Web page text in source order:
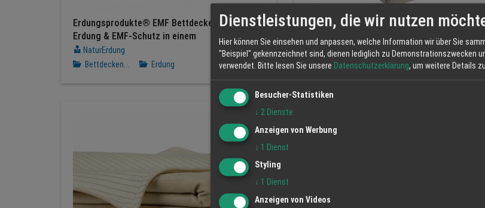
Erdungsprodukte® EMF Bettdeckenbezug –
Erdung & EMF-Schutz in einem
NaturErdung
Bettdecken...
Erdung
Original Erdungsprodukte® Exclusive
Spannbetttuch – Erdung auf Premium-Niveau
NaturErdung
Spannbettt...
Erdung
Dienstleistungen, die wir nutzen
Hier können Sie einsehen und anpassen, welche Information wir über Sie
"Beispiel" gekennzeichnet sind, dienen lediglich zu Demonstrationszwecken
verwendet. Bitte lesen Sie unsere Datenschutzerklärung, um weitere Details
Besucher-Statistiken
↓ 2 Dienste
Anzeigen von Werbung
↓ 1 Dienst
Styling
↓ 1 Dienst
Anzeigen von Videos